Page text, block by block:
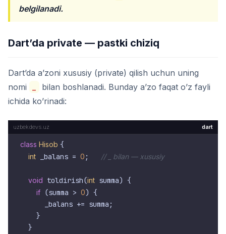
belgilanadi.
Dart’da private — pastki chiziq
Dart’da a’zoni xususiy (private) qilish uchun uning
nomi _
bilan boshlanadi. Bunday a’zo faqat o’z fayli
ichida ko’rinadi:
dart
class Hisob {
int _balans = 0 ; // _ bilan — xususiy
void toldirish(int summa) {
if (summa > 0) {
      _balans += summa;
    }
  }